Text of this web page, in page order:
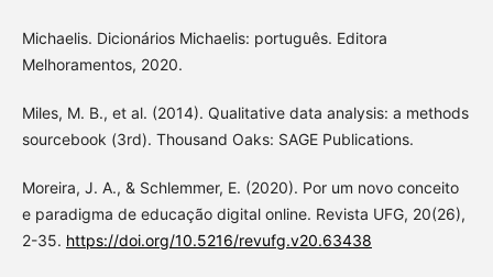
Michaelis. Dicionários Michaelis: português. Editora
Melhoramentos, 2020.
Miles, M. B., et al. (2014). Qualitative data analysis: a methods
sourcebook (3rd). Thousand Oaks: SAGE Publications.
Moreira, J. A., & Schlemmer, E. (2020). Por um novo conceito
e paradigma de educação digital online. Revista UFG, 20(26),
2-35. https://doi.org/10.5216/revufg.v20.63438